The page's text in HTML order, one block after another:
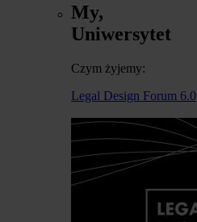
My,
Uniwersytet
Czym żyjemy:
Legal Design Forum 6.0